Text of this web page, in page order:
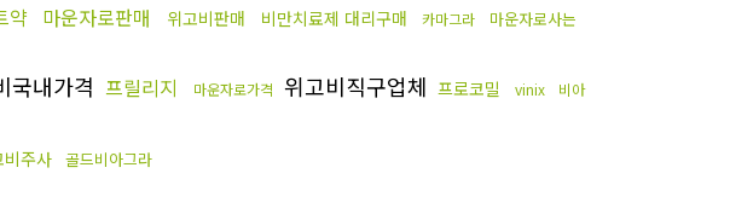
약 마운자로판매 위고비판매 비만치료제 대리구매 카마그라
마운자로사는
국내가격 프릴리지 마운자로가격 위고비직구업체 프로코밀 vinix
비아
비주사 골드비아그라